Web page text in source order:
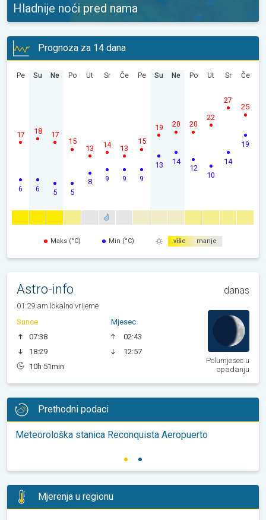
Hladnije noći pred nama
Prognoza za 14 dana
Pe
6
17
Su
6
18
Ne
5
17
Po
5
15
Ut
8
13
Sr
9
14
Če
9
13
Pe
9
15
Su
13
19
Ne
14
20
Po
12
20
Ut
10
22
Sr
14
27
Če
19
25
Maks (°C) Min (°C) više manje
Astro-info danas
01:29 am lokalno vrijeme
Sunce
07:38
18:29
10h 51min
Mjesec
02:43
12:57
Polumjesec u
opadanju
Prethodni podaci
Meteorološka stanica Reconquista Aeropuerto
Mjerenja u regionu